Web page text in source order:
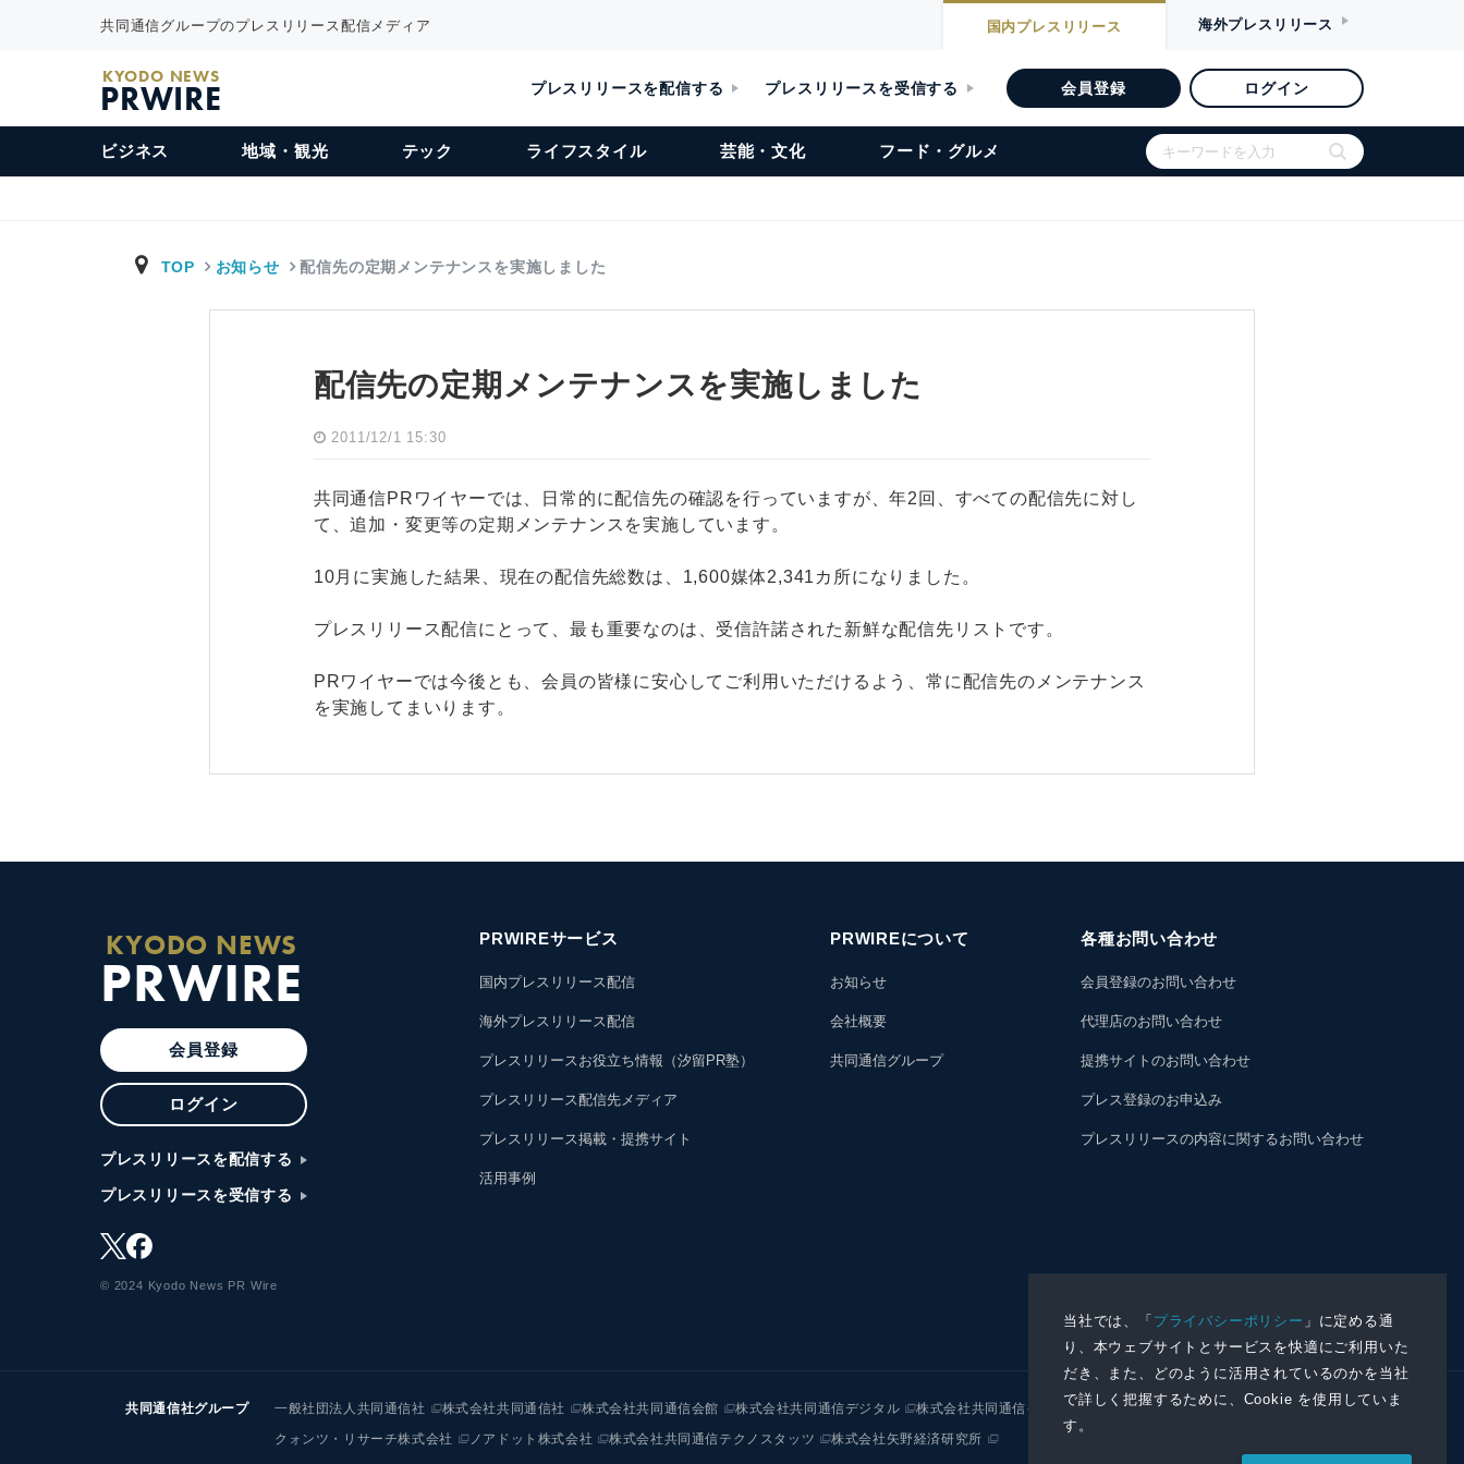
当社では、「 プライバシーポリシー 」に定める通
り、本ウェブサイトとサービスを快適にご利用いた
だき、また、どのように活用されているのかを当社
で詳しく把握するために、Cookie を使用していま
す。
共同通信グループのプレスリリース配信メディア 国内プレスリリース 海外プレスリリース
KYODO NEWS
PRWIRE プレスリリースを配信する プレスリリースを受信する 会員登録 ログイン
ビジネス 地域・観光 テック ライフスタイル 芸能・文化 フード・グルメ
TOP お知らせ 配信先の定期メンテナンスを実施しました
配信先の定期メンテナンスを実施しました
2011/12/1 15:30
共同通信PRワイヤーでは、日常的に配信先の確認を行っていますが、年2回、すべての配信先に対し
て、追加・変更等の定期メンテナンスを実施しています。
10月に実施した結果、現在の配信先総数は、1,600媒体2,341カ所になりました。
プレスリリース配信にとって、最も重要なのは、受信許諾された新鮮な配信先リストです。
PRワイヤーでは今後とも、会員の皆様に安心してご利用いただけるよう、常に配信先のメンテナンス
を実施してまいります。
KYODO NEWS
PRWIRE
会員登録
ログイン
プレスリリースを配信する
プレスリリースを受信する
© 2024 Kyodo News PR Wire
PRWIREサービス
国内プレスリリース配信
海外プレスリリース配信
プレスリリースお役立ち情報（汐留PR塾）
プレスリリース配信先メディア
プレスリリース掲載・提携サイト
活用事例
PRWIREについて
お知らせ
会社概要
共同通信グループ
各種お問い合わせ
会員登録のお問い合わせ
代理店のお問い合わせ
提携サイトのお問い合わせ
プレス登録のお申込み
プレスリリースの内容に関するお問い合わせ
共同通信社グループ 一般社団法人共同通信社 株式会社共同通信社 株式会社共同通信会館 株式会社共同通信デジタル 株式会社共同通信イメージズ
株式会社NNA
クォンツ・リサーチ株式会社
ノアドット株式会社 株式会社共同通信テクノスタッツ 株式会社矢野経済研究所